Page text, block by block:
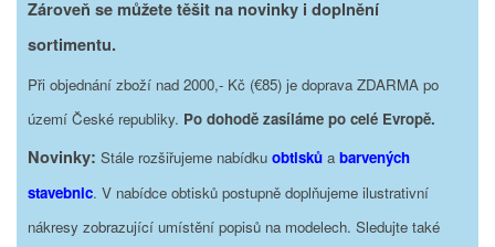
Zároveň se můžete těšit na novinky i doplnění
sortimentu.
Při objednání zboží nad 2000,- Kč (€85) je doprava ZDARMA po
území České republiky. Po dohodě zasíláme po celé Evropě.
Novinky: Stále rozšiřujeme nabídku obtisků a barvených
stavebnic. V nabídce obtisků postupně doplňujeme ilustrativní
nákresy zobrazující umístění popisů na modelech. Sledujte také